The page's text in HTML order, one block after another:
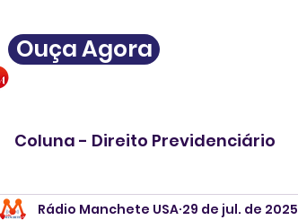
Ouça Agora
Coluna - Direito Previdenciário
Rádio Manchete USA 29 de jul. de 2025